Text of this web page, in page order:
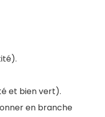
et bien vert).
en branche